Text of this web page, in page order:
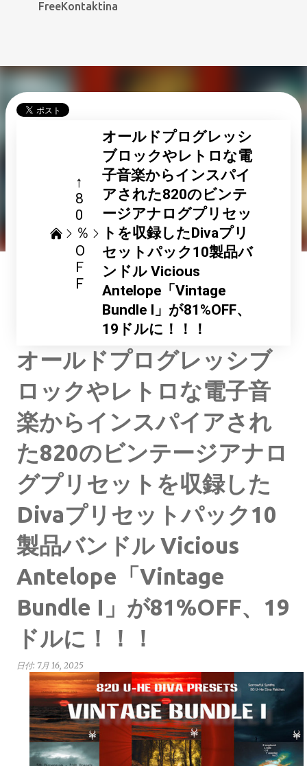
FreeKontaktina
↑
8
0
％
O
F
F
オールドプログレッシ
ブロックやレトロな電
子音楽からインスパイ
アされた820のビンテ
ージアナログプリセッ
トを収録したDivaプリ
セットパック10製品バ
ンドル Vicious
Antelope「Vintage
Bundle I」が81%OFF、
19ドルに！！！
オールドプログレッシブ
ロックやレトロな電子音
楽からインスパイアされ
た820のビンテージアナロ
グプリセットを収録した
Divaプリセットパック10
製品バンドル Vicious
Antelope「Vintage
Bundle I」が81%OFF、19
ドルに！！！
日付: 7月 16, 2025